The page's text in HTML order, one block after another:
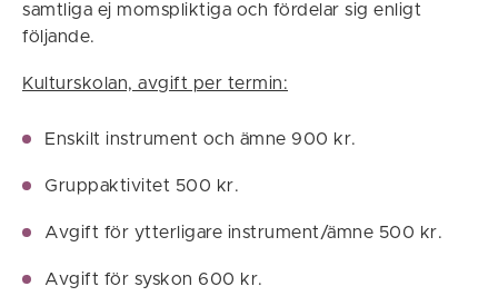
samtliga ej momspliktiga och fördelar sig enligt
följande.
Kulturskolan, avgift per termin:
Enskilt instrument och ämne 900 kr.
Gruppaktivitet 500 kr.
Avgift för ytterligare instrument/ämne 500 kr.
Avgift för syskon 600 kr.